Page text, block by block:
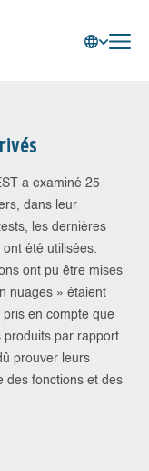
a examiné 25
dans leur
les dernières
été utilisées.
ont pu être mises
nuages » étaient
pris en compte que
produits par rapport
prouver leurs
des fonctions et des